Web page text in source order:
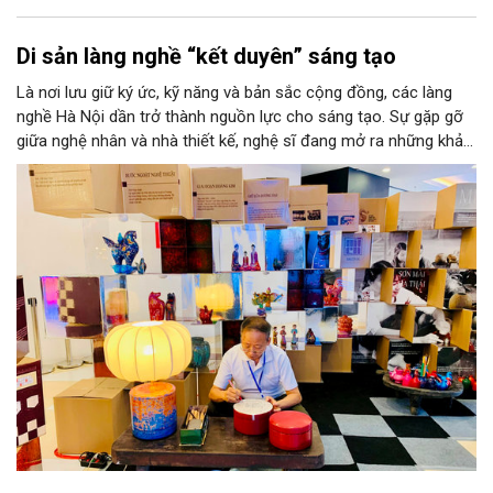
Di sản làng nghề “kết duyên” sáng tạo
Là nơi lưu giữ ký ức, kỹ năng và bản sắc cộng đồng, các làng
nghề Hà Nội dần trở thành nguồn lực cho sáng tạo. Sự gặp gỡ
giữa nghệ nhân và nhà thiết kế, nghệ sĩ đang mở ra những khả
năng phát triển mới cho thủ công đương đại trên nền tảng di
sản. Từ những cuộc “kết duyên” đầy cảm hứng ấy, Hà Nội đang
khơi thông mạch ngầm của hệ sinh thái thủ công, biến vốn cổ
thành động lực bền vững cho tương lai.